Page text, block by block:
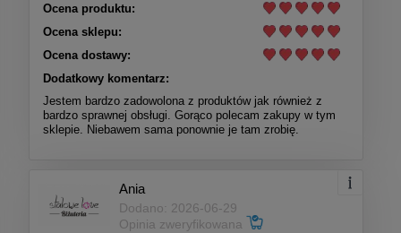
Ocena produktu:
Ocena sklepu:
Ocena dostawy:
Dodatkowy komentarz:
Jestem bardzo zadowolona z produktów jak również z
bardzo sprawnej obsługi. Gorąco polecam zakupy w tym
sklepie. Niebawem sama ponownie je tam zrobię.
Ania
Dodano: 2026-06-29
Opinia zweryfikowana